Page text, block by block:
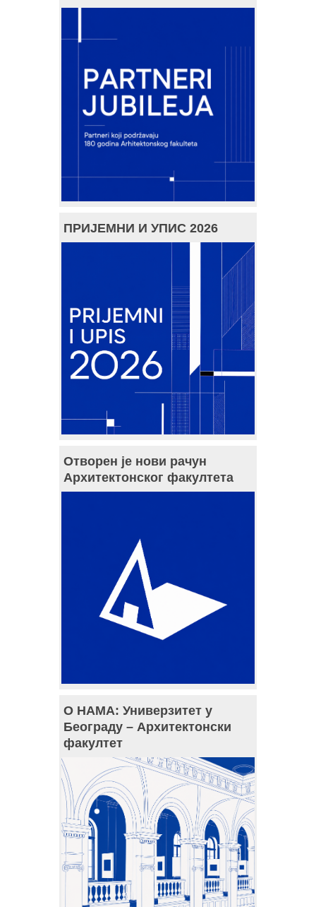
ПРИЈЕМНИ И УПИС 2026
Отворен је нови рачун
Архитектонског факултета
О НАМА: Универзитет у
Београду – Архитектонски
факултет